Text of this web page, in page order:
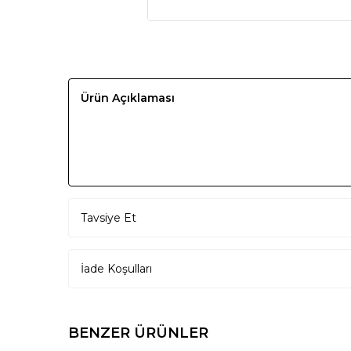
Ürün Açıklaması
Tavsiye Et
İade Koşulları
BENZER ÜRÜNLER